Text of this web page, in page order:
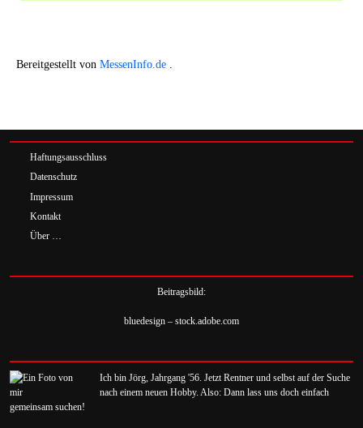
Bereitgestellt von MessenInfo.de .
Haftungsausschluss
Datenschutz
Impressum
Kontakt
Über …
Beitragsbild:
bluedesign – stock.adobe.com
Ich bin Jörg, Jahrgang '56. Jetzt Rentner und selbst auf der Suche
nach einem neuen Hobby. Also: Dann lass uns doch einfach
gemeinsam suchen!